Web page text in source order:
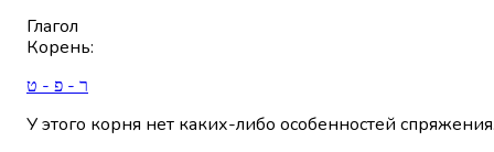
Глагол
Корень:
ר - פ - ט
У этого корня нет каких-либо особенностей